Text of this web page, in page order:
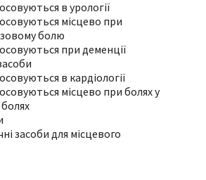
в урології
місцево при
болю
при деменції
в кардіології
місцево при болях у
засоби для місцевого